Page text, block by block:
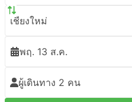
เชียงใหม่
พฤ. 13 ส.ค.
ผู้เดินทาง 2 คน